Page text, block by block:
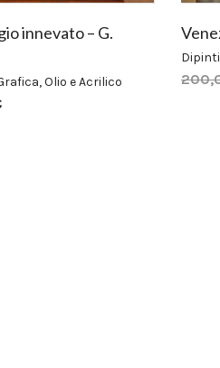
innevato – G.
,Olio e Acrilico